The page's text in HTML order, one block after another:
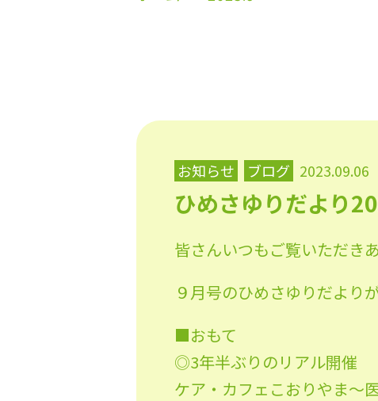
お知らせ ブログ 2023.09.06
ひめさゆりだより
皆さんいつもご覧いただき
９月号のひめさゆりだより
■おもて
◎3年半ぶりのリアル開催
ケア・カフェこおりやま〜